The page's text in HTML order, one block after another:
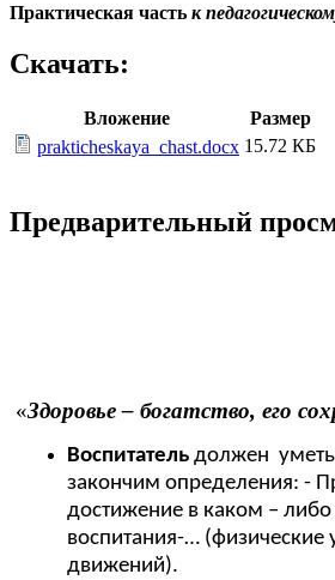
Практическая часть к
Скачать:
Вложение
Размер
prakticheskaya_chast.docx 15.72 КБ
Предварительный
«Здоровье – богатство, его
Воспитатель должен уметь
закончим определения: -
достижение в каком –
воспитания-… (физические
движений).